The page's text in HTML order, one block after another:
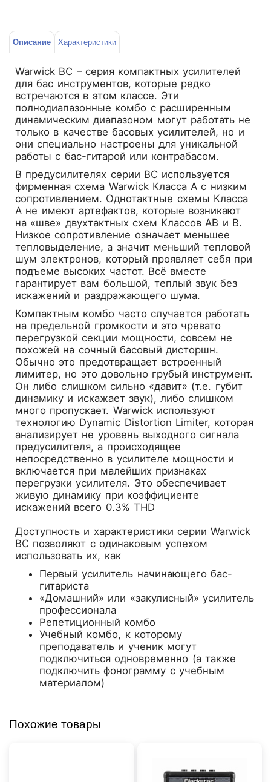
Описание Характеристики
Warwick BC – серия компактных усилителей
для бас инструментов, которые редко
встречаются в этом классе. Эти
полнодиапазонные комбо с расширенным
динамическим диапазоном могут работать не
только в качестве басовых усилителей, но и
они специально настроены для уникальной
работы с бас-гитарой или контрабасом.
В предусилителях серии BC используется
фирменная схема Warwick Класса А с низким
сопротивлением. Однотактные схемы Класса
А не имеют артефактов, которые возникают
на «шве» двухтактных схем Классов АB и В.
Низкое сопротивление означает меньшее
тепловыделение, а значит меньший тепловой
шум электронов, который проявляет себя при
подъеме высоких частот. Всё вместе
гарантирует вам большой, теплый звук без
искажений и раздражающего шума.
Компактным комбо часто случается работать
на предельной громкости и это чревато
перегрузкой секции мощности, совсем не
похожей на сочный басовый дисторшн.
Обычно это предотвращает встроенный
лимитер, но это довольно грубый инструмент.
Он либо слишком сильно «давит» (т.е. губит
динамику и искажает звук), либо слишком
много пропускает. Warwick используют
технологию Dynamic Distortion Limiter, которая
анализирует не уровень выходного сигнала
предусилителя, а происходящее
непосредственно в усилителе мощности и
включается при малейших признаках
перегрузки усилителя. Это обеспечивает
живую динамику при коэффициенте
искажений всего 0.3% THD
Доступность и характеристики серии Warwick
BC позволяют с одинаковым успехом
использовать их, как
Первый усилитель начинающего бас-
гитариста
«Домашний» или «закулисный» усилитель
профессионала
Репетиционный комбо
Учебный комбо, к которому
преподаватель и ученик могут
подключиться одновременно (а также
подключить фонограмму с учебным
материалом)
Похожие товары